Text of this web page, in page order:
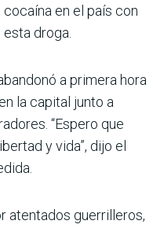
en el país con
droga.
a primera hora
la capital junto a
“Espero que
y vida”, dijo el
atentados guerrilleros,